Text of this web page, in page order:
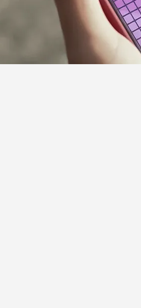
サポーターガイドライン